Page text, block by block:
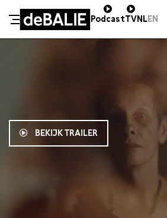
De Balie
PodcastTVNLEN
BEKIJK TRAILER